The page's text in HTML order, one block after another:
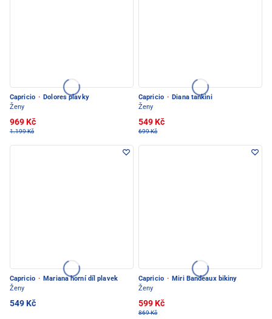
Capricio · Dolores plavky
Ženy
969 Kč
1.199 Kč
Capricio · Diana tankini
Ženy
549 Kč
699 Kč
Capricio · Mariana horní díl plavek
Ženy
549 Kč
Capricio · Miri Bandeaux bikiny
Ženy
599 Kč
869 Kč